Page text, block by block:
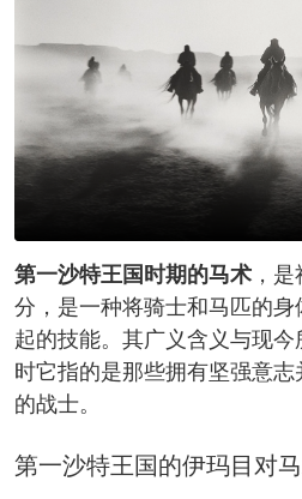
第一沙特王国时期的马术 ，
分，是一种将骑士和马匹的
起的技能。其广义含义与现
时它指的是那些拥有坚强意
的战士。
第一沙特王国的伊玛目对